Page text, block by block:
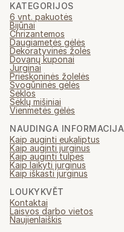
KATEGORIJOS
6 vnt. pakuotės
Bijūnai
Chrizantemos
Daugiametės gėlės
Dekoratyvinės žolės
Dovanų kuponai
Jurginai
Prieskoninės žolelės
Svogūninės gėlės
Sėklos
Sėklų mišiniai
Vienmetės gėlės
NAUDINGA INFORMACIJA
Kaip auginti eukaliptus
Kaip auginti jurginus
Kaip auginti tulpes
Kaip laikyti jurginus
Kaip iškasti jurginus
LOUKYKVĚT
Kontaktai
Laisvos darbo vietos
Naujienlaiškis